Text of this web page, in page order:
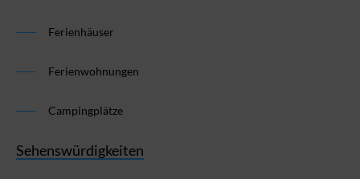
Ferienhäuser
Ferienwohnungen
Campingplätze
Sehenswürdigkeiten